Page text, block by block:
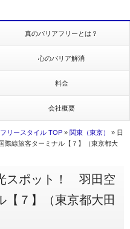
真のバリアフリーとは？
心のバリア解消
料金
会社概要
リースタイル TOP » 関東（東京） » 日
線旅客ターミナル【７】（東京都大
スポット！ 羽田空
【７】（東京都大田